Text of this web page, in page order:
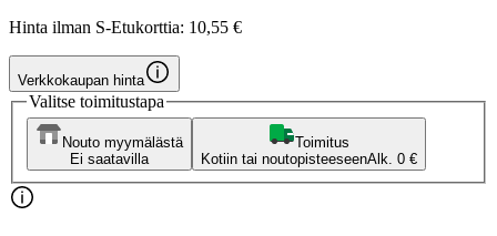
Hinta ilman S-Etukorttia: 10,55 €
Verkkokaupan hinta
Valitse toimitustapa
Nouto myymälästä
Ei saatavilla
Toimitus
Kotiin tai noutopisteeseenAlk. 0 €